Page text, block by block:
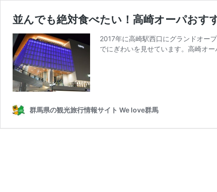
並んでも絶対食べたい！高崎オーパおす
2017年に高崎駅西口にグランドオー
でにぎわいを見せています。高崎オ
群馬県の観光旅行情報サイト We love群馬